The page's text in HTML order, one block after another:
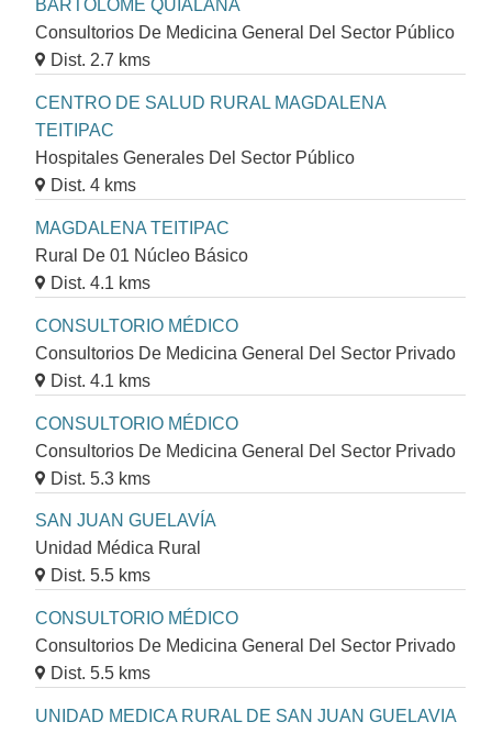
BARTOLOME QUIALANA
Consultorios De Medicina General Del Sector Público
Dist. 2.7 kms
CENTRO DE SALUD RURAL MAGDALENA
TEITIPAC
Hospitales Generales Del Sector Público
Dist. 4 kms
MAGDALENA TEITIPAC
Rural De 01 Núcleo Básico
Dist. 4.1 kms
CONSULTORIO MÉDICO
Consultorios De Medicina General Del Sector Privado
Dist. 4.1 kms
CONSULTORIO MÉDICO
Consultorios De Medicina General Del Sector Privado
Dist. 5.3 kms
SAN JUAN GUELAVÍA
Unidad Médica Rural
Dist. 5.5 kms
CONSULTORIO MÉDICO
Consultorios De Medicina General Del Sector Privado
Dist. 5.5 kms
UNIDAD MEDICA RURAL DE SAN JUAN GUELAVIA